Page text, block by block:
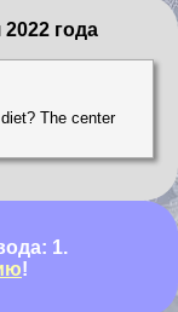
года
The center
1.
!